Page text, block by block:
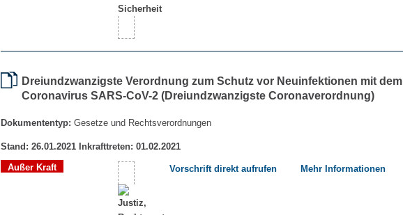
Dreiundzwanzigste Verordnung zum Schutz vor Neuinfektionen mit dem
Coronavirus SARS-CoV-2 (Dreiundzwanzigste Coronaverordnung)
Dokumententyp: Gesetze und Rechtsverordnungen
Stand: 26.01.2021 Inkrafttreten: 01.02.2021
Außer Kraft
Vorschrift direkt aufrufen Mehr Informationen